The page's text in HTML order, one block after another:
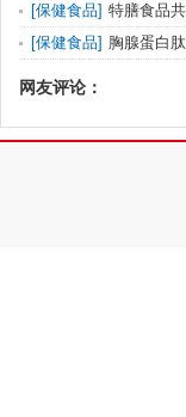
贴牌代加工厂
[保健食品] 特膳食品
工厂家
[保健食品] 胸腺蛋白
网友评论：